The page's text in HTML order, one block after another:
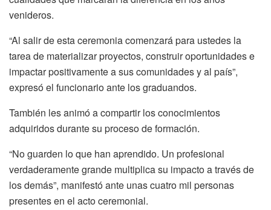
venideros.
“Al salir de esta ceremonia comenzará para ustedes la
tarea de materializar proyectos, construir oportunidades e
impactar positivamente a sus comunidades y al país”,
expresó el funcionario ante los graduandos.
También les animó a compartir los conocimientos
adquiridos durante su proceso de formación.
“No guarden lo que han aprendido. Un profesional
verdaderamente grande multiplica su impacto a través de
los demás”, manifestó ante unas cuatro mil personas
presentes en el acto ceremonial.